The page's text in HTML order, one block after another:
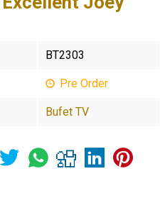
BT2303
Pre Order
Bufet TV